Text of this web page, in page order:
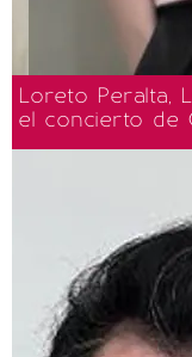
Loreto Peralta,
el concierto de